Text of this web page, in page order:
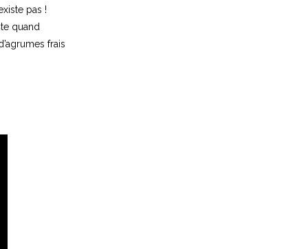
pas !
quand
frais